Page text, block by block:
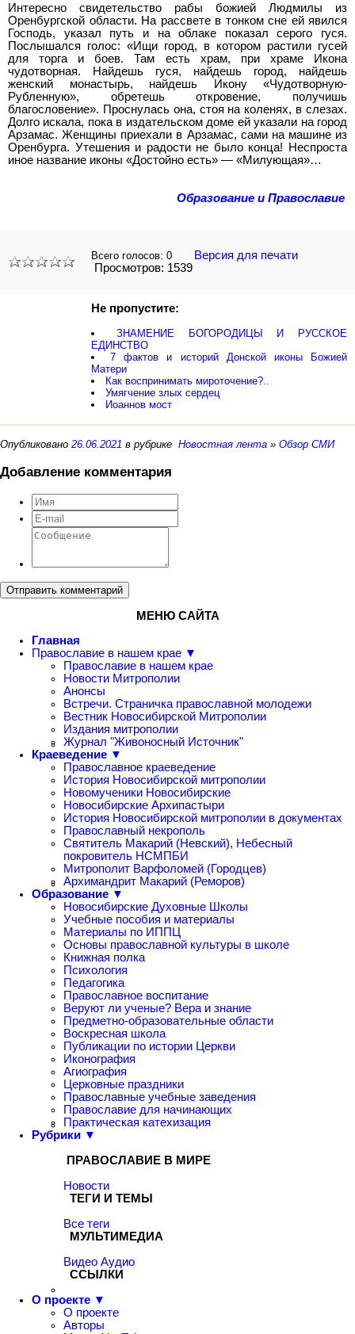
Интересно свидетельство рабы божией Людмилы из
Оренбургской области. На рассвете в тонком сне ей явился
Господь, указал путь и на облаке показал серого гуся.
Послышался голос: «Ищи город, в котором растили гусей
для торга и боев. Там есть храм, при храме Икона
чудотворная. Найдешь гуся, найдешь город, найдешь
женский монастырь, найдешь Икону «Чудотворную-
Рубленную», обретешь откровение, получишь
благословение». Проснулась она, стоя на коленях, в слезах.
Долго искала, пока в издательском доме ей указали на город
Арзамас. Женщины приехали в Арзамас, сами на машине из
Оренбурга. Утешения и радости не было конца! Неспроста
иное название иконы «Достойно есть» — «Милующая»…
Образование и Православие
Всего голосов: 0
Версия для печати
Просмотров: 1539
Не пропустите:
ЗНАМЕНИЕ БОГОРОДИЦЫ И РУССКОЕ
ЕДИНСТВО
7 фактов и историй Донской иконы Божией
Матери
Как воспринимать мироточение?..
Умягчение злых сердец
Иоаннов мост
Опубликовано 26.06.2021 в рубрике Новостная лента » Обзор СМИ
Добавление комментария
Отправить комментарий
МЕНЮ САЙТА
Главная
Православие в нашем крае ▼
Православие в нашем крае
Новости Митрополии
Анонсы
Встречи. Страничка православной молодежи
Вестник Новосибирской Митрополии
Издания митрополии
Журнал "Живоносный Источник"
Краеведение ▼
Православное краеведение
История Новосибирской митрополии
Новомученики Новосибирские
Новосибирские Архипастыри
История Новосибирской митрополии в документах
Православный некрополь
Святитель Макарий (Невский), Небесный
покровитель НСМПБИ
Митрополит Варфоломей (Городцев)
Архимандрит Макарий (Реморов)
Образование ▼
Новосибирские Духовные Школы
Учебные пособия и материалы
Материалы по ИППЦ
Основы православной культуры в школе
Книжная полка
Психология
Педагогика
Православное воспитание
Веруют ли ученые? Вера и знание
Предметно-образовательные области
Воскресная школа
Публикации по истории Церкви
Иконография
Агиография
Церковные праздники
Православные учебные заведения
Православие для начинающих
Практическая катехизация
Рубрики ▼
ПРАВОСЛАВИЕ В МИРЕ
Новости
ТЕГИ И ТЕМЫ
Все теги
МУЛЬТИМЕДИА
Видео Аудио
ССЫЛКИ
О проекте ▼
О проекте
Авторы